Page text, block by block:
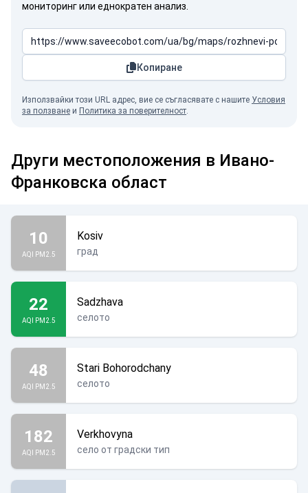
мониторинг или еднократен анализ.
Копиране
Използвайки този URL адрес, вие се съгласявате с нашите Условия
за ползване и Политика за поверителност.
Други местоположения в Ивано-
Франковска област
10
AQI PM2.5
Kosiv
град
22
AQI PM2.5
Sadzhava
селото
48
AQI PM2.5
Stari Bohorodchany
селото
182
AQI PM2.5
Verkhovyna
село от градски тип